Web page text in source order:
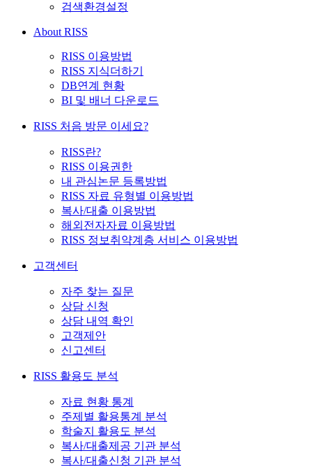
검색환경설정
About RISS
RISS 이용방법
RISS 지식더하기
DB연계 현황
BI 및 배너 다운로드
RISS 처음 방문 이세요?
RISS란?
RISS 이용권한
내 관심논문 등록방법
RISS 자료 유형별 이용방법
복사/대출 이용방법
해외전자자료 이용방법
RISS 정보취약계층 서비스 이용방법
고객센터
자주 찾는 질문
상담 신청
상담 내역 확인
고객제안
신고센터
RISS 활용도 분석
자료 현황 통계
주제별 활용통계 분석
학술지 활용도 분석
복사/대출제공 기관 분석
복사/대출신청 기관 분석